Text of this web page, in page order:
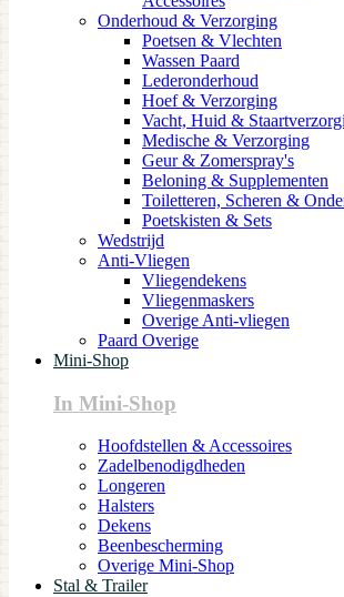
Onderhoud & Verzorging
Poetsen & Vlechten
Wassen Paard
Lederonderhoud
Hoef & Verzorging
Vacht, Huid &
Medische & Verzorging
Geur & Zomerspray's
Beloning & Supplementen
Toiletteren, Scheren &
Poetskisten & Sets
Wedstrijd
Anti-Vliegen
Vliegendekens
Vliegenmaskers
Overige Anti-vliegen
Paard Overige
Mini-Shop
In Mini-Shop
Hoofdstellen & Accessoires
Zadelbenodigdheden
Longeren
Halsters
Dekens
Beenbescherming
Overige Mini-Shop
Stal & Trailer